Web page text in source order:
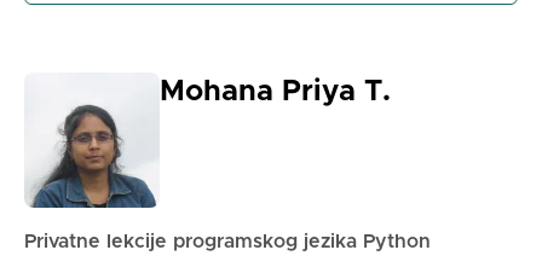
Mohana Priya T.
Privatne lekcije programskog jezika Python